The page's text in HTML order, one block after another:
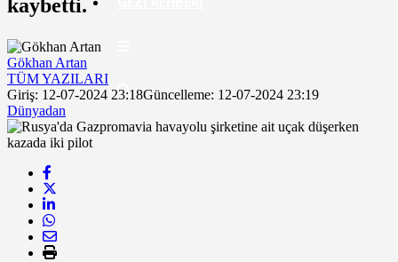
kaybetti.
Gökhan Artan
TÜM YAZILARI
Giriş: 12-07-2024 23:18Güncelleme: 12-07-2024 23:19
Dünyadan